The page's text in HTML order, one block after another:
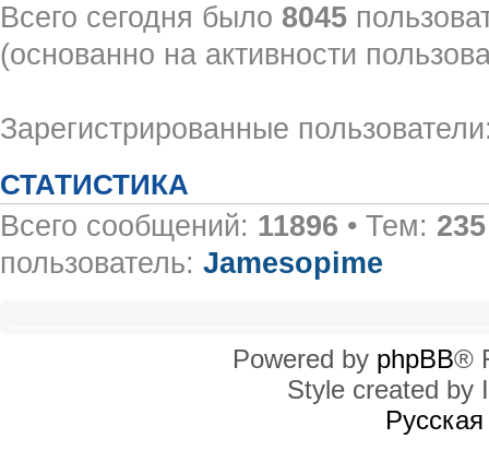
Всего сегодня было 8045
(основанно на активности
Зарегистрированные
СТАТИСТИКА
Всего сообщений: 11896 • Тем: 235
пользователь: Jamesopime
Powered by phpBB®
Style created by